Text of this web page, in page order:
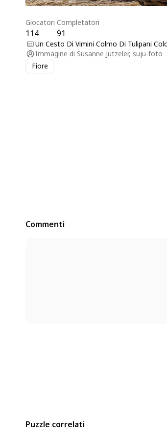
Giocatori
114
Completatori
91
Un Cesto Di Vimini Colmo Di Tulipani
Immagine di Susanne Jutzeler, suju-foto
Fiore
Commenti
Puzzle correlati